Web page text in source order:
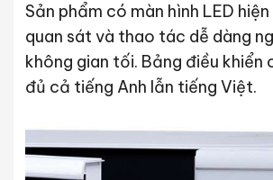
Sản phẩm có màn hình LED
quan sát và thao tác dễ dàng
không gian tối. Bảng điều khiển
đủ cả tiếng Anh lẫn tiếng Việt.